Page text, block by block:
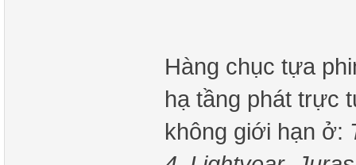
Hàng chục tựa
hạ tầng phát trực
không giới hạn ở: